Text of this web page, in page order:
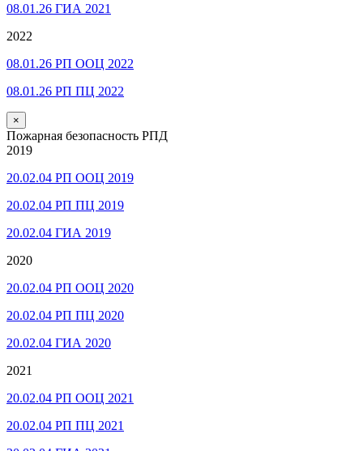
08.01.26 ГИА 2021
2022
08.01.26 РП ООЦ 2022
08.01.26 РП ПЦ 2022
×
Пожарная безопасность РПД
2019
20.02.04 РП ООЦ 2019
20.02.04 РП ПЦ 2019
20.02.04 ГИА 2019
2020
20.02.04 РП ООЦ 2020
20.02.04 РП ПЦ 2020
20.02.04 ГИА 2020
2021
20.02.04 РП ООЦ 2021
20.02.04 РП ПЦ 2021